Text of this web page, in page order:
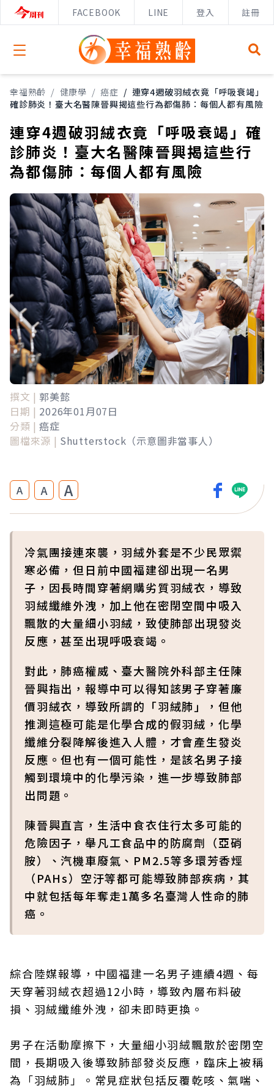
FACEBOOK LINE 登入 註冊
Open menu
幸福熟齡 / 健康學 / 癌症 / 連穿4週破羽絨衣竟「呼吸衰竭」
確診肺炎！臺大名醫陳晉興揭這些行為都傷肺：每個人都有風險
連穿4週破羽絨衣竟「呼吸衰竭」確
診肺炎！臺大名醫陳晉興揭這些行
為都傷肺：每個人都有風險
撰文 | 郭美懿
日期 | 2026年01月07日
分類 | 癌症
圖檔來源 | Shutterstock（示意圖非當事人）
A A A
冷氣團接連來襲，羽絨外套是不少民眾禦
寒必備，但日前中國福建卻出現一名男
子，因長時間穿著網購劣質羽絨衣，導致
羽絨纖維外洩，加上他在密閉空間中吸入
飄散的大量細小羽絨，致使肺部出現發炎
反應，甚至出現呼吸衰竭。
對此，肺癌權威、臺大醫院外科部主任陳
晉興指出，報導中可以得知該男子穿著廉
價羽絨衣，導致所謂的「羽絨肺」，但他
推測這極可能是化學合成的假羽絨，化學
纖維分裂降解後進入人體，才會產生發炎
反應。但也有一個可能性，是該名男子接
觸到環境中的化學污染，進一步導致肺部
出問題。
陳晉興直言，生活中食衣住行太多可能的
危險因子，舉凡工食品中的防腐劑（亞硝
胺）、汽機車廢氣、PM2.5等多環芳香烴
（PAHs）空汙等都可能導致肺部疾病，其
中就包括每年奪走1萬多名臺灣人性命的肺
癌。
綜合陸媒報導，中國福建一名男子連續4週、每
天穿著羽絨衣超過12小時，導致內層布料破
損、羽絨纖維外洩，卻未即時更換。
男子在活動摩擦下，大量細小羽絨飄散於密閉空
間，長期吸入後導致肺部發炎反應，臨床上被稱
為「羽絨肺」。常見症狀包括反覆乾咳、氣喘、